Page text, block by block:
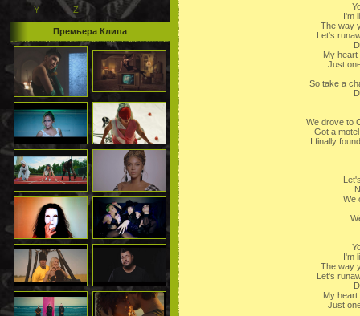
Y
Z
Премьера Клипа
I'm
The way
Let's
My heart
Just
So take a
We drove to
Got a
I finally
We
I'm
The way
Let's
My heart
Just